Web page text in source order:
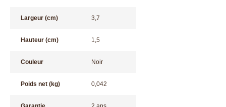
Largeur (cm) 3,7
Hauteur (cm) 1,5
Couleur Noir
Poids net (kg) 0,042